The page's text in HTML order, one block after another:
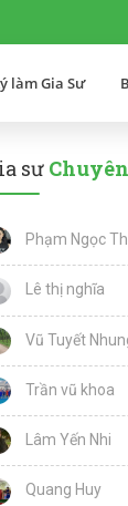
làm Gia Sư
sư
Phạm Ngọc
Lê thị nghĩa
Vũ Tuyết
Trần vũ khoa
Lâm Yến Nhi
Quang Huy